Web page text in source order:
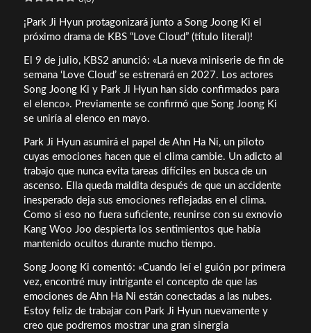
¡Park Ji Hyun protagonizará junto a Song Joong Ki el
próximo drama de KBS “Love Cloud” (título literal)!
El 9 de julio, KBS2 anunció: «La nueva miniserie de fin de
semana ‘Love Cloud’ se estrenará en 2027. Los actores
Song Joong Ki y Park Ji Hyun han sido confirmados para
el elenco». Previamente se confirmó que Song Joong Ki
se uniría al elenco en mayo.
Park Ji Hyun asumirá el papel de Ahn Ha Ni, un piloto
cuyas emociones hacen que el clima cambie. Un adicto al
trabajo que nunca evita tareas difíciles en busca de un
ascenso. Ella queda maldita después de que un accidente
inesperado deja sus emociones reflejadas en el clima.
Como si eso no fuera suficiente, reunirse con su exnovio
Kang Woo Joo despierta los sentimientos que había
mantenido ocultos durante mucho tiempo.
Song Joong Ki comentó: «Cuando leí el guión por primera
vez, encontré muy intrigante el concepto de que las
emociones de Ahn Ha Ni están conectadas a las nubes.
Estoy feliz de trabajar con Park Ji Hyun nuevamente y
creo que podremos mostrar una gran sinergia